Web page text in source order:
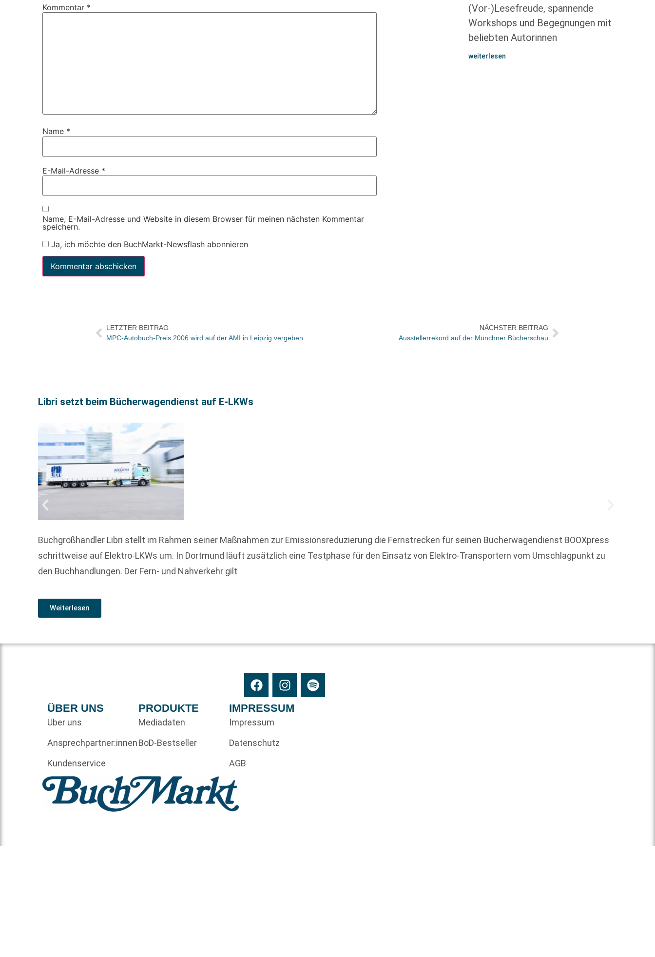
Kommentar *
Name *
E-Mail-Adresse *
Name, E-Mail-Adresse und Website in diesem Browser für meinen nächsten Kommentar
speichern.
Ja, ich möchte den BuchMarkt-Newsflash abonnieren
(Vor-)Lesefreude, spannende
Workshops und Begegnungen mit
beliebten Autorinnen
weiterlesen
LETZTER BEITRAG
MPC-Autobuch-Preis 2006 wird auf der AMI in Leipzig vergeben
NÄCHSTER BEITRAG
Ausstellerrekord auf der Münchner Bücherschau
Libri setzt beim Bücherwagendienst auf E-LKWs
Buchgroßhändler Libri stellt im Rahmen seiner Maßnahmen zur Emissionsreduzierung die Fernstrecken für seinen Bücherwagendienst BOOXpress
schrittweise auf Elektro-LKWs um. In Dortmund läuft zusätzlich eine Testphase für den Einsatz von Elektro-Transportern vom Umschlagpunkt zu
den Buchhandlungen. Der Fern- und Nahverkehr gilt
Weiterlesen
ÜBER UNS
Über uns
Ansprechpartner:innen
Kundenservice
PRODUKTE
Mediadaten
BoD-Bestseller
IMPRESSUM
Impressum
Datenschutz
AGB